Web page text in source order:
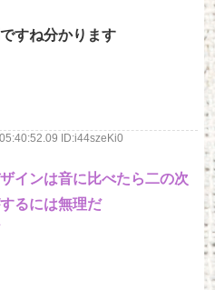
すね分かります
ID:i44szeKi0
インは音に比べたら二の次
るには無理だ